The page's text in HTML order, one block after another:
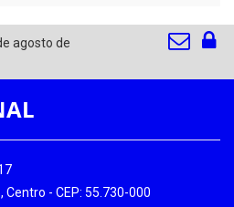
agosto de
Centro - CEP: 55.730-000